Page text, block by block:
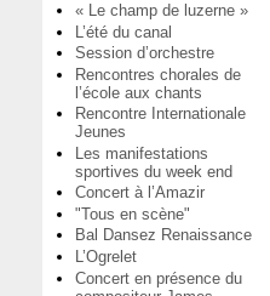
« Le champ de luzerne »
L’été du canal
Session d’orchestre
Rencontres chorales de
l’école aux chants
Rencontre Internationale
Jeunes
Les manifestations
sportives du week end
Concert à l’Amazir
"Tous en scène"
Bal Dansez Renaissance
L’Ogrelet
Concert en présence du